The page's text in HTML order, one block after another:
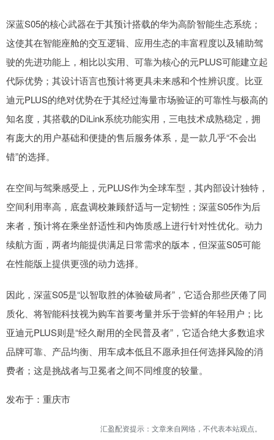
深蓝S05的核心武器在于其预计搭载的华为高阶智能生态系统；
这使其在智能座舱的交互逻辑、应用生态的丰富程度以及辅助驾
驶的先进功能上，相比以实用、可靠为核心的元PLUS可能建立起
代际优势；其设计语言也预计将更具未来感和个性辨识度。比亚
迪元PLUS的绝对优势在于其经过海量市场验证的可靠性与极高的
知名度，其搭载的DiLink系统功能实用，三电技术成熟稳定，拥
有庞大的用户基础和便捷的售后服务体系，是一款几乎“不会出
错”的选择。
在空间与驾乘感受上，元PLUS作为全球车型，其内部设计独特，
空间利用率高，底盘调校兼顾舒适与一定韧性；深蓝S05作为后
来者，预计将在乘坐舒适性和内饰质感上进行针对性优化。动力
续航方面，两者均能提供满足日常需求的版本，但深蓝S05可能
在性能版上提供更强的动力选择。
因此，深蓝S05是“以智取胜的体验破局者”，它适合那些厌倦了同
质化、将智能科技视为购车首要考量并乐于尝鲜的年轻用户；比
亚迪元PLUS则是“经久耐用的全民普及者”，它适合绝大多数追求
品牌可靠、产品均衡、用车成本低且不愿承担任何选择风险的消
费者；这是挑战者与卫冕者之间不同维度的较量。
发布于：重庆市
汇盈配资提示：文章来自网络，不代表本站观点。